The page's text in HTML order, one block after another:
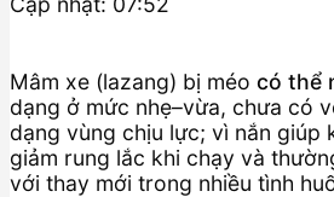
Mâm xe (lazang) bị méo có thể
dạng ở mức nhẹ–vừa, chưa có
dạng vùng chịu lực; vì nắn giúp
giảm rung lắc khi chạy và
với thay mới trong nhiều tình